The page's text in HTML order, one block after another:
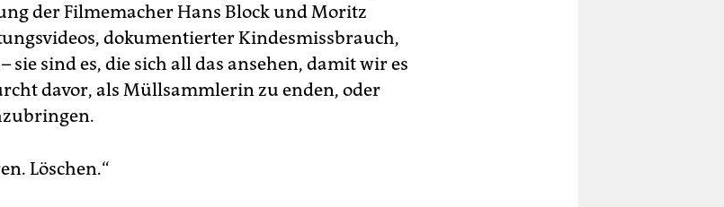
der Filmemacher Hans Block und Moritz
dokumentierter Kindesmissbrauch,
sie sind es, die sich all das ansehen, damit wir es
davor, als Müllsammlerin zu enden, oder
Löschen.“